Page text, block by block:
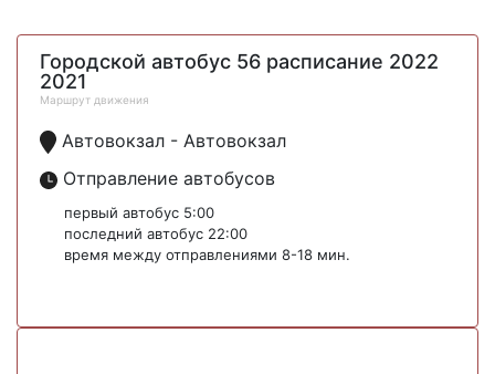
Городской автобус 56 расписание 2022
2021
Маршрут движения
Автовокзал - Автовокзал
Отправление автобусов
первый автобус 5:00
последний автобус 22:00
время между отправлениями 8-18 мин.